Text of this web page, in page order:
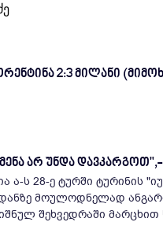
2:3 მილანი
არ უნდა
ა-ს 28-ე ტურში ტურინის
მოულოდნელად
შეხვედრაში მარცხით